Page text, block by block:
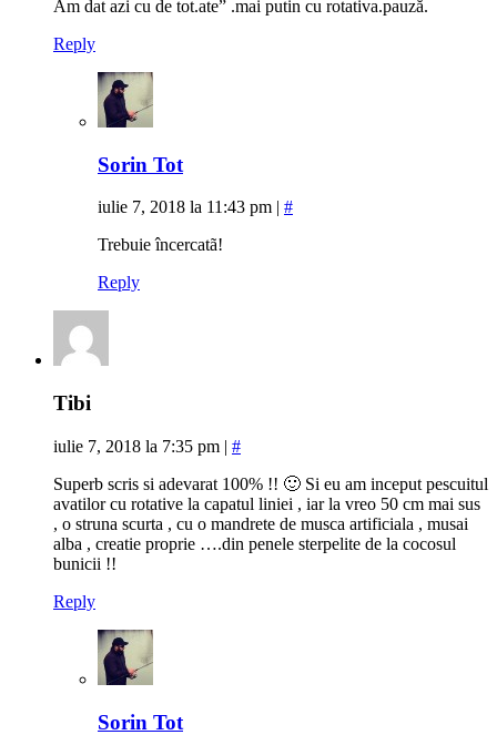
Am dat azi cu de tot.ate” .mai putin cu rotativa.pauză.
Reply
Sorin Tot
iulie 7, 2018 la 11:43 pm | #
Trebuie încercatã!
Reply
Tibi
iulie 7, 2018 la 7:35 pm | #
Superb scris si adevarat 100% !! 🙂 Si eu am inceput pescuitul
avatilor cu rotative la capatul liniei , iar la vreo 50 cm mai sus
, o struna scurta , cu o mandrete de musca artificiala , musai
alba , creatie proprie ….din penele sterpelite de la cocosul
bunicii !!
Reply
Sorin Tot